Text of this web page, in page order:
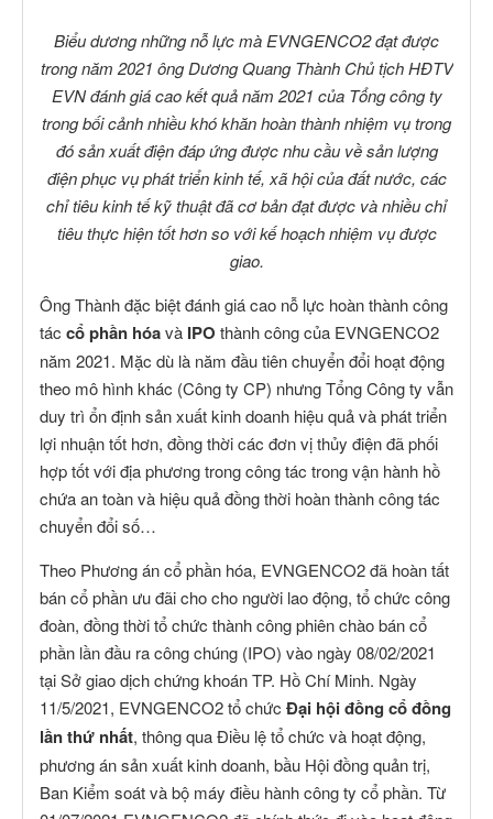
Biểu dương những nỗ lực mà EVNGENCO2 đạt được
trong năm 2021 ông Dương Quang Thành Chủ tịch HĐTV
EVN đánh giá cao kết quả năm 2021 của Tổng công ty
trong bối cảnh nhiều khó khăn hoàn thành nhiệm vụ trong
đó sản xuất điện đáp ứng được nhu cầu về sản lượng
điện phục vụ phát triển kinh tế, xã hội của đất nước, các
chỉ tiêu kinh tế kỹ thuật đã cơ bản đạt được và nhiều chỉ
tiêu thực hiện tốt hơn so với kế hoạch nhiệm vụ được
giao.
Ông Thành đặc biệt đánh giá cao nỗ lực hoàn thành công
tác cổ phần hóavà IPO thành công của EVNGENCO2
năm 2021. Mặc dù là năm đầu tiên chuyển đổi hoạt động
theo mô hình khác (Công ty CP) nhưng Tổng Công ty vẫn
duy trì ổn định sản xuất kinh doanh hiệu quả và phát triển
lợi nhuận tốt hơn, đồng thời các đơn vị thủy điện đã phối
hợp tốt với địa phương trong công tác trong vận hành hồ
chứa an toàn và hiệu quả đồng thời hoàn thành công tác
chuyển đổi số…
Theo Phương án cổ phần hóa, EVNGENCO2 đã hoàn tất
bán cổ phần ưu đãi cho cho người lao động, tổ chức công
đoàn, đồng thời tổ chức thành công phiên chào bán cổ
phần lần đầu ra công chúng (IPO) vào ngày 08/02/2021
tại Sở giao dịch chứng khoán TP. Hồ Chí Minh. Ngày
11/5/2021, EVNGENCO2 tổ chức Đại hội đồng cổ đồng
lần thứ nhất, thông qua Điều lệ tổ chức và hoạt động,
phương án sản xuất kinh doanh, bầu Hội đồng quản trị,
Ban Kiểm soát và bộ máy điều hành công ty cổ phần. Từ